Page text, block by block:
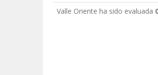
Valle Oriente ha sido evaluada